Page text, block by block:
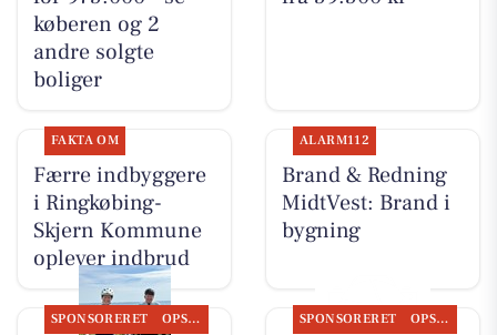
køberen og 2
andre solgte
boliger
FAKTA OM
Færre indbyggere
i Ringkøbing-
Skjern Kommune
oplever indbrud
ALARM112
Brand & Redning
MidtVest: Brand i
bygning
SPONSORERET OPSLAGSTAVLEN SPONSORERET OPSLAGSTAVLEN